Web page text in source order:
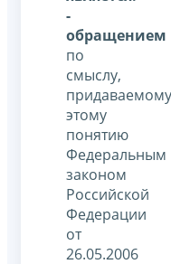
-
обращением
по
смыслу,
придаваемому
этому
понятию
Федеральным
законом
Российской
Федерации
от
26.05.2006